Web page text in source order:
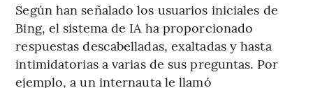
Según han señalado los usuarios iniciales de
Bing, el sistema de IA ha proporcionado
respuestas descabelladas, exaltadas y hasta
intimidatorias a varias de sus preguntas. Por
ejemplo, a un internauta le llamó